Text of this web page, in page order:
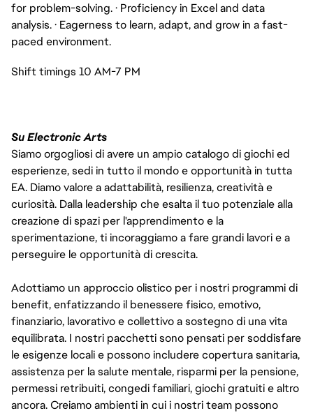
for problem-solving.· Proficiency in Excel and data
analysis.· Eagerness to learn, adapt, and grow in a fast-
paced environment.
Shift timings 10 AM-7 PM
Su Electronic Arts
Siamo orgogliosi di avere un ampio catalogo di giochi ed
esperienze, sedi in tutto il mondo e opportunità in tutta
EA. Diamo valore a adattabilità, resilienza, creatività e
curiosità. Dalla leadership che esalta il tuo potenziale alla
creazione di spazi per l'apprendimento e la
sperimentazione, ti incoraggiamo a fare grandi lavori e a
perseguire le opportunità di crescita.
Adottiamo un approccio olistico per i nostri programmi di
benefit, enfatizzando il benessere fisico, emotivo,
finanziario, lavorativo e collettivo a sostegno di una vita
equilibrata. I nostri pacchetti sono pensati per soddisfare
le esigenze locali e possono includere copertura sanitaria,
assistenza per la salute mentale, risparmi per la pensione,
permessi retribuiti, congedi familiari, giochi gratuiti e altro
ancora. Creiamo ambienti in cui i nostri team possono